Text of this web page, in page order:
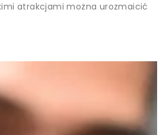
atrakcjami można urozmaicić